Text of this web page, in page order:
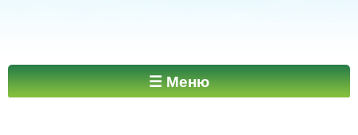
Главное меню ☰ Меню